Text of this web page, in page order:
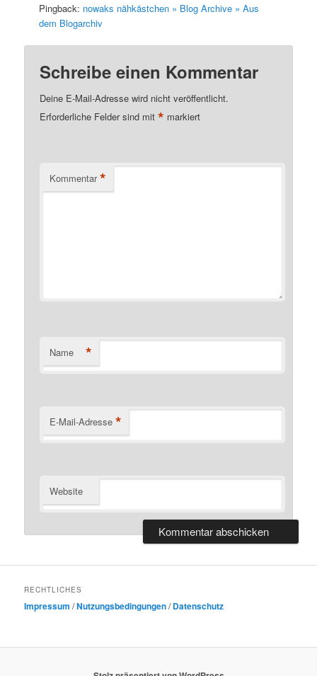
Pingback: nowaks nähkästchen » Blog Archive » Aus
dem Blogarchiv
Schreibe einen Kommentar
Deine E-Mail-Adresse wird nicht veröffentlicht.
Erforderliche Felder sind mit* markiert
Kommentar *
Name *
E-Mail-Adresse *
Website
RECHTLICHES
Impressum /Nutzungsbedingungen/Datenschutz